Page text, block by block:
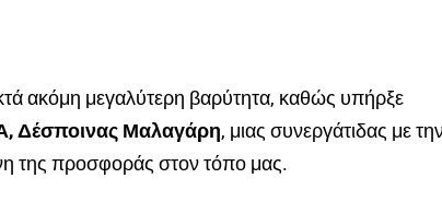
ακόμη μεγαλύτερη βαρύτητα, καθώς υπήρξε
Δέσποινας Μαλαγάρη, μιας συνεργάτιδας με
της προσφοράς στον τόπο μας.